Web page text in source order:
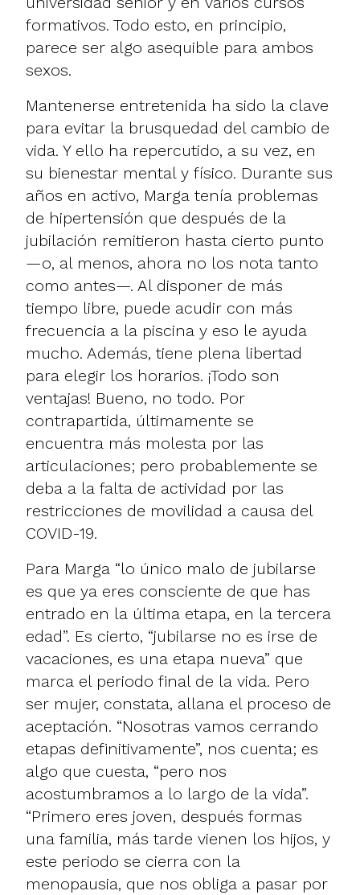
formativos. Todo esto, en principio,
parece ser algo asequible para ambos
sexos.
Mantenerse entretenida ha sido la clave
para evitar la brusquedad del cambio de
vida. Y ello ha repercutido, a su vez, en
su bienestar mental y físico. Durante sus
años en activo, Marga tenía problemas
de hipertensión que después de la
jubilación remitieron hasta cierto punto
—o, al menos, ahora no los nota tanto
como antes—. Al disponer de más
tiempo libre, puede acudir con más
frecuencia a la piscina y eso le ayuda
mucho. Además, tiene plena libertad
para elegir los horarios. ¡Todo son
ventajas! Bueno, no todo. Por
contrapartida, últimamente se
encuentra más molesta por las
articulaciones; pero probablemente se
deba a la falta de actividad por las
restricciones de movilidad a causa del
COVID-19.
Para Marga “lo único malo de jubilarse
es que ya eres consciente de que has
entrado en la última etapa, en la tercera
edad”. Es cierto, “jubilarse no es irse de
vacaciones, es una etapa nueva” que
marca el periodo final de la vida. Pero
ser mujer, constata, allana el proceso de
aceptación. “Nosotras vamos cerrando
etapas definitivamente”, nos cuenta; es
algo que cuesta, “pero nos
acostumbramos a lo largo de la vida”.
“Primero eres joven, después formas
una familia, más tarde vienen los hijos, y
este periodo se cierra con la
menopausia, que nos obliga a pasar por